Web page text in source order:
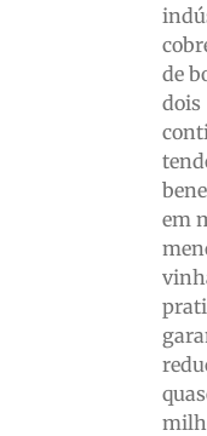
de
dois
em